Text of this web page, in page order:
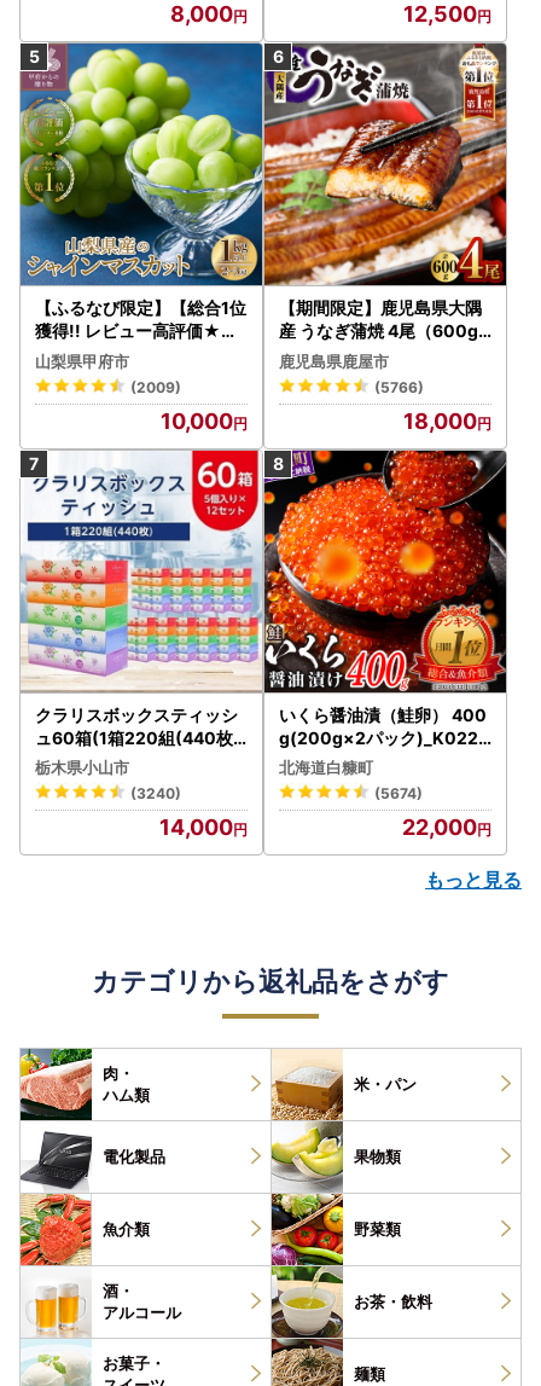
8,000 12,500
【ふるなび限定】【総合1位
獲得!! レビュー高評価★】
〈2026年度配送分〉山梨
県産 シャインマスカット 2
～3房（1.0kg以上）シャイ
ン フルーツ FN-Limited-S
P
山梨県甲府市
(2009)
10,000
【期間限定】鹿児島県大隅
産 うなぎ蒲焼 4尾（600g
） KN007-004-04-cp18
うなぎ 鰻 魚 惣菜 総菜
鹿児島県鹿屋市
(5766)
18,000
クラリスボックスティッシ
ュ60箱(1箱220組(440枚))
(5個入り×12セット)【配送
不可地域：離島・沖縄県】
【1256759】
栃木県小山市
(3240)
14,000
いくら醤油漬（鮭卵） 400
g(200g×2パック)_K022-
1676
北海道白糠町
(5674)
22,000
もっと見る
カテゴリから返礼品をさがす
肉・
ハム類
米・パン
電化製品 果物類
魚介類 野菜類
酒・
アルコール
お茶・ 飲料
お菓子・
麺類